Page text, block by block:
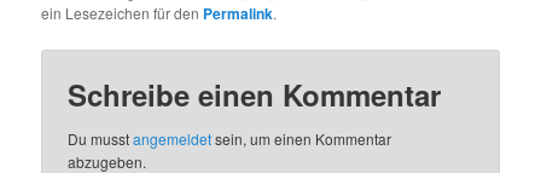
ein Lesezeichen für den Permalink.
Schreibe einen Kommentar
Du musstangemeldetsein, um einen Kommentar
abzugeben.